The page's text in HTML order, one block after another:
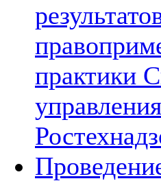
практики
управления